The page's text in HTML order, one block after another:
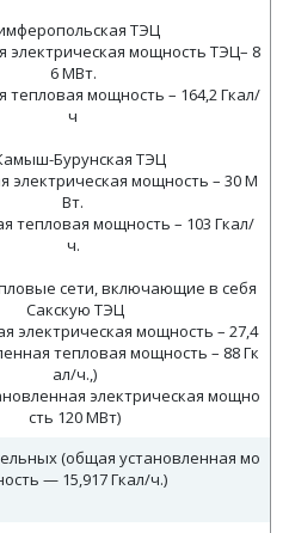
ТЭЦ
электрическая мощность ТЭЦ– 8
6 МВт.
тепловая мощность – 164,2 Гкал/
ч
Бурунская ТЭЦ
электрическая мощность – 30 М
Вт.
тепловая мощность – 103 Гкал/
ч.
сети, включающие в себя
Сакскую ТЭЦ
электрическая мощность – 27,4
тепловая мощность – 88 Гк
ал/ч.,)
электрическая мощно
сть 120 МВт)
(общая установленная мо
— 15,917 Гкал/ч.)